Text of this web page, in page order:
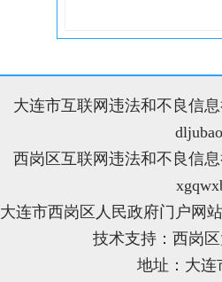
大连市互联网违法和不良信
西岗区互联网违法和不良信
大连市西岗区人民政府门户网
技术支持：西岗
地址：大连